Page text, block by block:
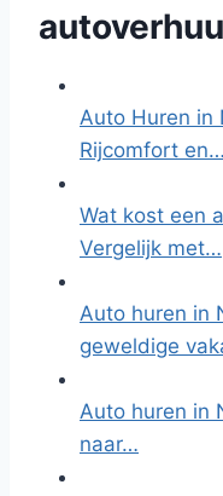
Auto Huren in
Rijcomfort en…
Wat kost een
Vergelijk met…
Auto huren in
geweldige
Auto huren in
naar…